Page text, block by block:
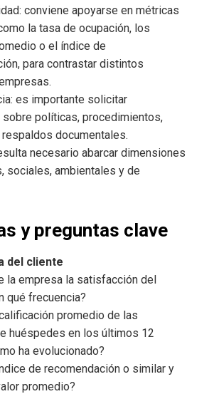
conviene apoyarse en métricas
la tasa de ocupación, los
o el índice de
para contrastar distintos
es importante solicitar
sobre políticas, procedimientos,
documentales.
necesario abarcar dimensiones
sociales, ambientales y de
y preguntas clave
del cliente
la empresa la satisfacción del
qué frecuencia?
promedio de las
huéspedes en los últimos 12
ha evolucionado?
de recomendación o similar y
promedio?